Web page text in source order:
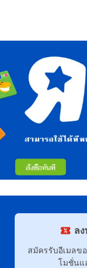
ล
สมัครรับอีเมลข
โมชั่นแ